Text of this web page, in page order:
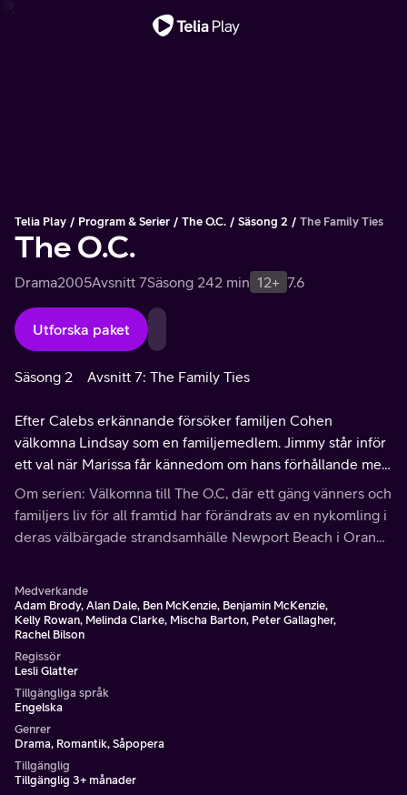
Telia Play Program & Serier The O.C. Säsong 2 The Family Ties
The O.C.
Drama2005Avsnitt 7Säsong 242 min 12+ 7.6
Utforska paket
Säsong 2 Avsnitt 7: The Family Ties
Efter Calebs erkännande försöker familjen Cohen
välkomna Lindsay som en familjemedlem. Jimmy står inför
ett val när Marissa får kännedom om hans förhållande med
sin exfru Julie.
Om serien: Välkomna till The O.C, där ett gäng vänners och
familjers liv för all framtid har förändrats av en nykomling i
deras välbärgade strandsamhälle Newport Beach i Orange
Medverkande
Adam Brody, Alan Dale, Ben McKenzie, Benjamin McKenzie,
Kelly Rowan, Melinda Clarke, Mischa Barton, Peter Gallagher,
Rachel Bilson
Regissör
Lesli Glatter
Tillgängliga språk
Engelska
Genrer
Drama, Romantik, Såpopera
Tillgänglig
Tillgänglig 3+ månader